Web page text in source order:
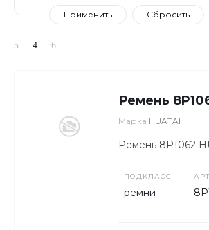
Bosch Dongfeng Ensign
Wecan
YUGONG Yunnei Zoomlion
Ремень
Марка HUATAI
Ремень 8P1062
ПОДКЛАСС
ремни